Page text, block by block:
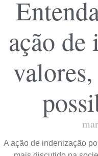
ação de
A ação de indenização